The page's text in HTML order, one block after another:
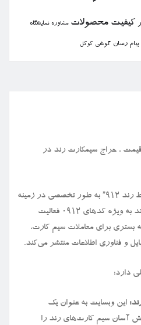
كیفیت محصولات مشاوره نمایشگاه
پیام رسان گوشی گوگل
، حراج سیمكارت رند در
وبسایت rond912.ir با عنوان “خط رند ۹۱۲” به طور تخصصی در زمینه
خرید و فروش سیم کارت‌های رند به ویژه کدهای ۰۹۱۲ فعالیت
بستری برای معاملات سیم کارت،
و فناوری اطلاعات منتشر می‌کند.
این وبسایت به عنوان یک
آسان سیم کارت‌های رند را